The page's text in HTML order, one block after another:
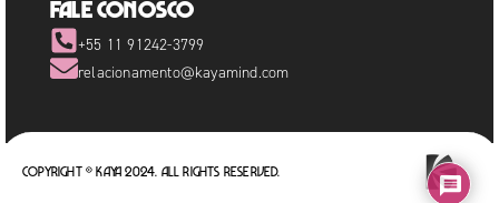
Fale Conosco
+55 11 91242-3799
relacionamento@kayamind.com
Copyright © Kaya 2024. All rights reserved.